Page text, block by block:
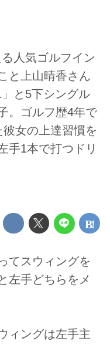
人気ゴルフイン
と上山晴香さん
と5下シングル
。ゴルフ歴4年で
女の上達習慣を
手1本で打つドリ
てスウィングを
左手どちらをメ
ィングは左手主